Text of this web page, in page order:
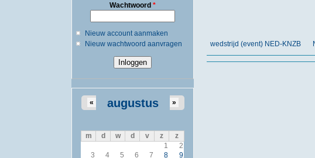
Wachtwoord *
Nieuw account aanmaken
Nieuw wachtwoord aanvragen
augustus
« »
m d w d v z
z
1
2
3
4 5 6 7 8
9
wedstrijd (event) NED-KNZB